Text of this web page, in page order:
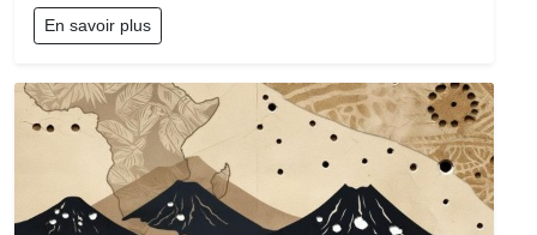
En savoir plus